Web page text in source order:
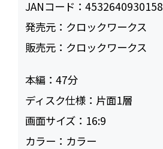
JANコード：4532640930158
発売元： クロックワークス
販売元： クロックワークス
本編：47
ディスク仕様： 片面1層
画面サイズ： 16:9
カラー： カラー